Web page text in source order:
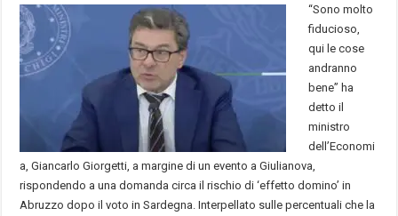
“Sono molto
fiducioso,
qui le cose
andranno
bene” ha
detto il
ministro
dell’Economi
a, Giancarlo Giorgetti, a margine di un evento a Giulianova,
rispondendo a una domanda circa il rischio di ‘effetto domino’ in
Abruzzo dopo il voto in Sardegna. Interpellato sulle percentuali che la